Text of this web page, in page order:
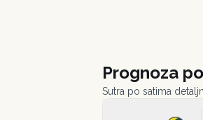
Prognoza
Sutra po satima